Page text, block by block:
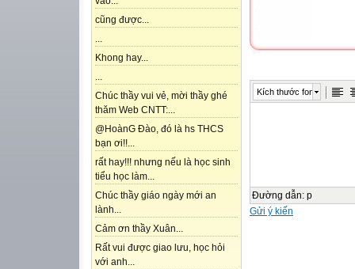
cũng được...
...
Khong hay...
...
Chúc thầy vui vẻ, mời thầy ghé
thăm Web CNTT:...
@HoànG Đào, đó là hs THCS
bạn ơi!!...
rất hay!!! nhưng nếu là học sinh
tiểu học làm...
Chúc thầy giáo ngày mới an
lành...
Cảm ơn thầy Xuân...
Rất vui được giao lưu, học hỏi
với anh...
Kích thước font
Đường dẫn: p
Gửi ý kiến